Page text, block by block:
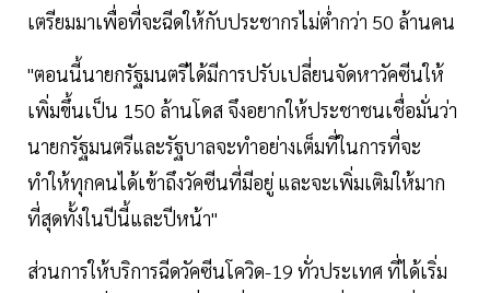
เตรียมมาเพื่อที่จะฉีดให้กับประชากรไม่ต่ำกว่า 50 ล้านคน
"ตอนนี้นายกรัฐมนตรีได้มีการปรับเปลี่ยนจัดหาวัคซีนให้
เพิ่มขึ้นเป็น 150 ล้านโดส จึงอยากให้ประชาชนเชื่อมั่นว่า
นายกรัฐมนตรีและรัฐบาลจะทำอย่างเต็มที่ในการที่จะ
ทำให้ทุกคนได้เข้าถึงวัคซีนที่มีอยู่ และจะเพิ่มเติมให้มาก
ที่สุดทั้งในปีนี้และปีหน้า"
ส่วนการให้บริการฉีดวัคซีนโควิด-19 ทั่วประเทศ ที่ได้เริ่ม